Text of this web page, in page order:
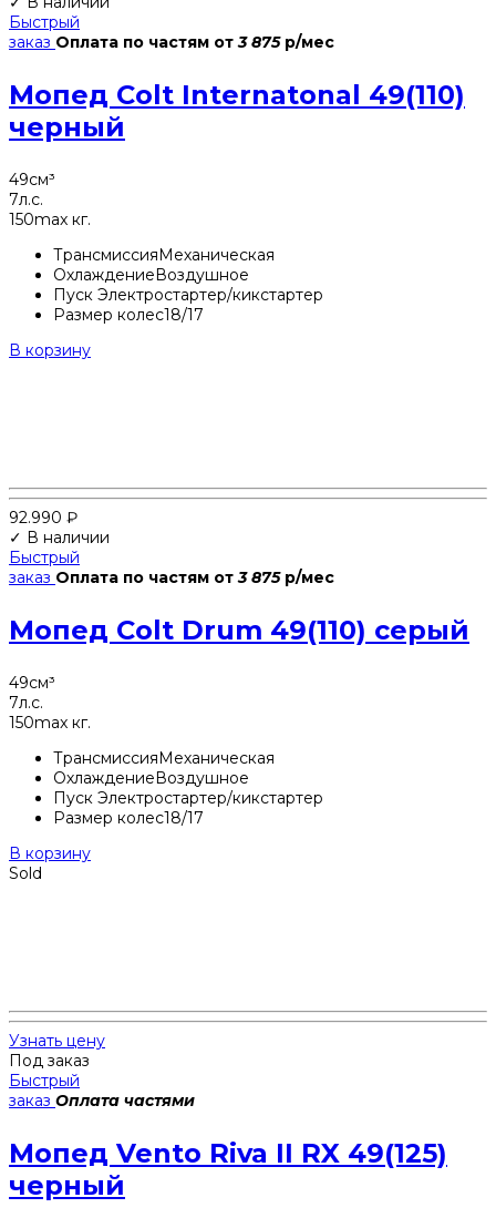
Быстрый
заказ Оплата по частям от3 875р/мес
Мопед Colt Internatonal 49(110)
черный
49см³
7л.с.
150max кг.
ТрансмиссияМеханическая
ОхлаждениеВоздушное
Пуск Электростартер/кикстартер
Размер колес18/17
В корзину
92.990 ₽
✓ В наличии
Быстрый
заказ Оплата по частям от3 875р/мес
Мопед Colt Drum 49(110) серый
49см³
7л.с.
150max кг.
ТрансмиссияМеханическая
ОхлаждениеВоздушное
Пуск Электростартер/кикстартер
Размер колес18/17
В корзину
Sold
Узнать цену
Под заказ
Быстрый
заказ Оплата частями
Мопед Vento Riva II RX 49(125)
черный